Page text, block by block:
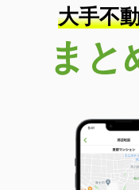
大手不
まと